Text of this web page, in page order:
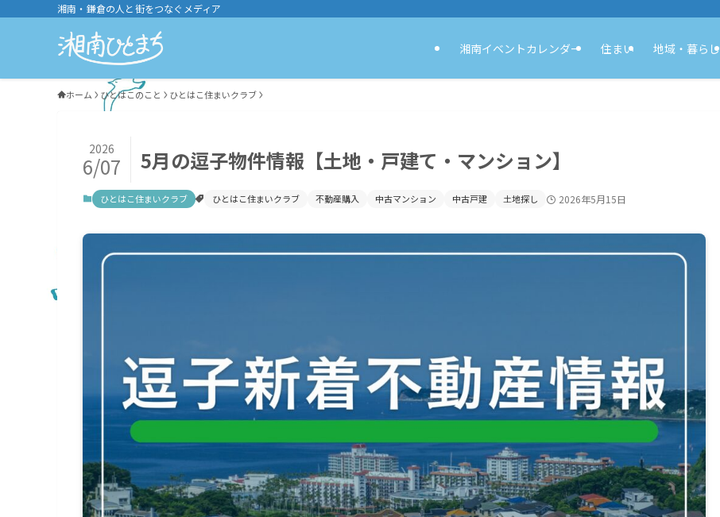
湘南・鎌倉の人と街をつなぐメディア
湘南イベントカレンダー 住まい 地域・暮らし
ホーム ひとはこのこと ひとはこ住まいクラブ
5月の逗子物件情報【土地・戸建て・マンション】
2026
6/07
ひとはこ住まいクラブ ひとはこ住まいクラブ 不動産購入 中古マンション 中古戸建 土地探し 2026年5月15日